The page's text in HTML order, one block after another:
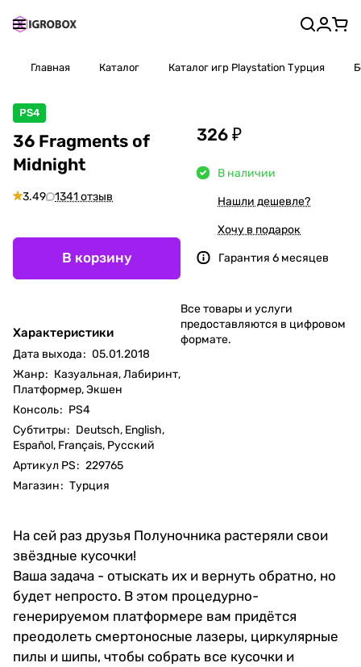
Главная Каталог Каталог игр Playstation Турция
PS4
36 Fragments of
Midnight
3.49 1341 отзыв
В корзину
Характеристики
Дата выхода: 05.01.2018
Жанр: Казуальная, Лабиринт,
Платформер, Экшен
Консоль: PS4
Субтитры: Deutsch, English,
Español, Français, Русский
Артикул PS: 229765
Магазин: Турция
326 ₽
В наличии
Нашли дешевле?
Хочу в подарок
Гарантия 6 месяцев
Все товары и услуги
предоставляются в цифровом
формате.
На сей раз друзья Полуночника растеряли свои
звёздные кусочки!
Ваша задача - отыскать их и вернуть обратно, но
будет непросто. В этом процедурно-
генерируемом платформере вам придётся
преодолеть смертоносные лазеры, циркулярные
пилы и шипы, чтобы собрать все кусочки и